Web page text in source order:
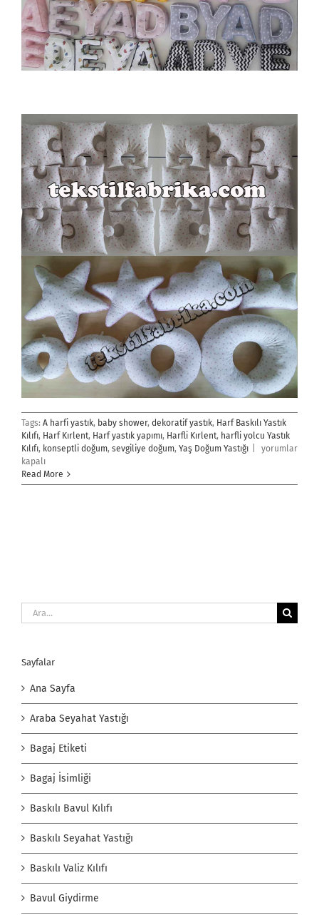
Tags: A harfi yastık, baby shower, dekoratif yastık, Harf Baskılı Yastık
Kılıfı, Harf Kırlent, Harf yastık yapımı, Harfli Kırlent, harfli yolcu Yastık
Kılıfı, konseptli doğum, sevgiliye doğum, Yaş Doğum Yastığı
Yaş
için
yorumlar
kapalı
Read More
Ara:
Sayfalar
Ana Sayfa
Araba Seyahat Yastığı
Bagaj Etiketi
Bagaj İsimliği
Baskılı Bavul Kılıfı
Baskılı Seyahat Yastığı
Baskılı Valiz Kılıfı
Bavul Giydirme